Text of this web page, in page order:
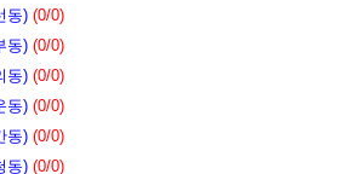
동) (0/0)
동) (0/0)
동) (0/0)
동) (0/0)
동) (0/0)
동) (0/0)